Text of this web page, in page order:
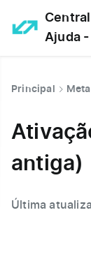
Ajuda
Principal Meta
antiga)
Última